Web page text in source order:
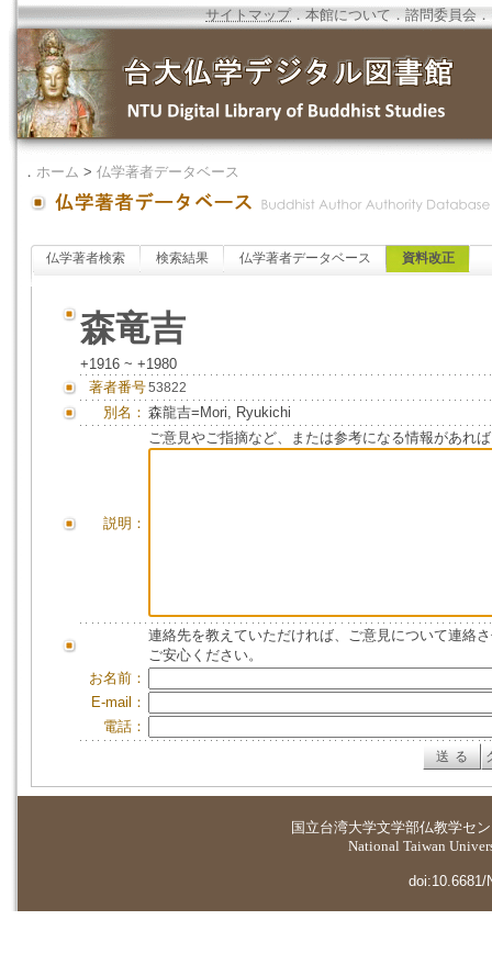
サイトマップ．本館について ．諮問委員会 ．
． ホーム > 仏学著者データベース
仏学著者検索 検索結果 仏学著者データベース 資料改正
森竜吉
+1916 ~ +1980
著者番号53822
別名： 森龍吉=Mori, Ryukichi
説明：
ご意見やご指摘など、または参考になる情報があれ
連絡先を教えていただければ、ご意見について連絡
ご安心ください。
お名前：
E-mail：
電話：
国立台湾大学文学部仏教学セ
National Taiwan
doi:10.6681/